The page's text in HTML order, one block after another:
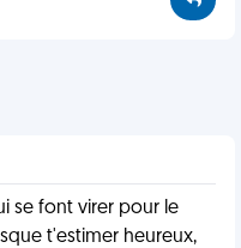
se font virer pour le
t'estimer heureux,